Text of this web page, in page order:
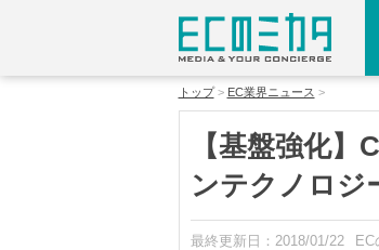
トップ EC業界ニュース
【基盤強化
ンテクノロジ
最終更新日： 2018/01/22 EC